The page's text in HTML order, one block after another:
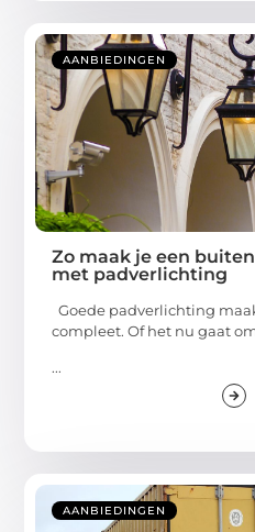
AANBIEDINGEN
Zo maak je een
met padverlichting
Goede padverlichting
compleet. Of het nu gaat
...
AANBIEDINGEN